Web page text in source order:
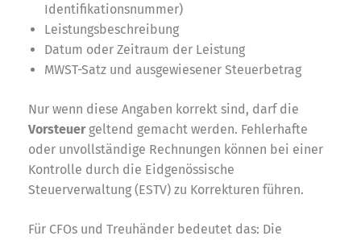
Identifikationsnummer)
Leistungsbeschreibung
Datum oder Zeitraum der Leistung
MWST-Satz und ausgewiesener Steuerbetrag
Nur wenn diese Angaben korrekt sind, darf die
Vorsteuer geltend gemacht werden. Fehlerhafte
oder unvollständige Rechnungen können bei einer
Kontrolle durch die Eidgenössische
Steuerverwaltung (ESTV) zu Korrekturen führen.
Für CFOs und Treuhänder bedeutet das: Die